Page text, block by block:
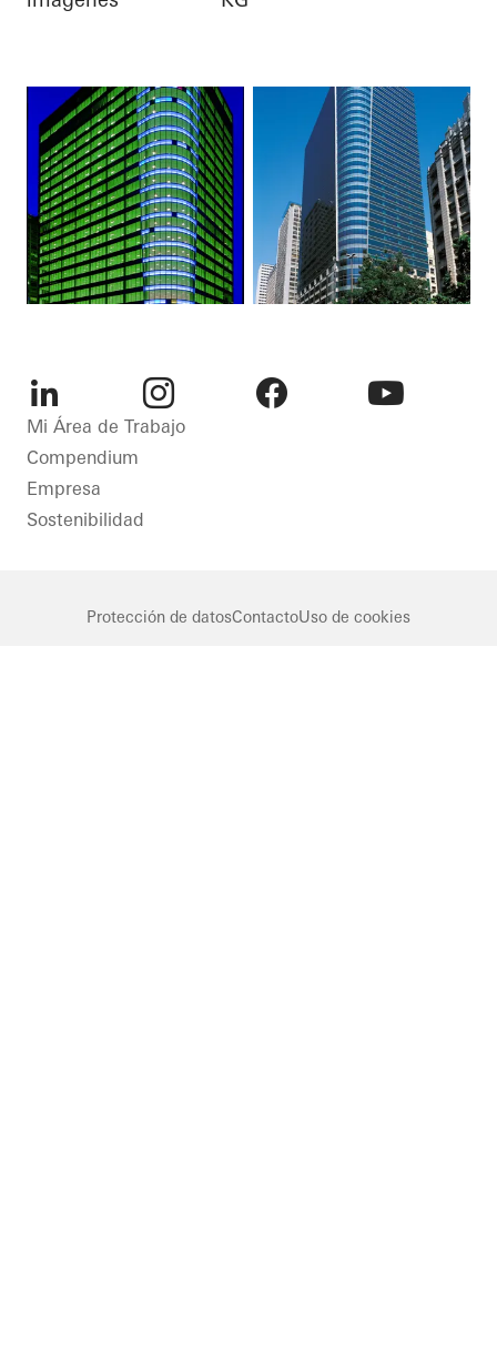
LinkedIn Instagram
Mi Área de Trabajo
Compendium
Empresa
Sostenibilidad
Protección de datosContactoUso de cookies